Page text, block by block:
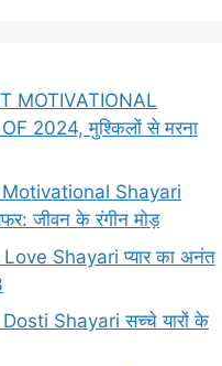
MOTIVATIONAL
2024, मुश्किलों से मरना
Shayari
जीवन के रंगीन मोड़
Shayari प्यार का अनंत
Shayari सच्चे यारों के